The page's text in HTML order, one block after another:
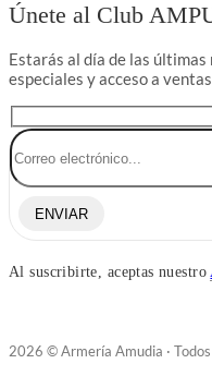
Únete al Club
Estarás al día de las
especiales y acceso a
ENVIAR
Al suscribirte, aceptas nuestro
2026 © Armería Amudia ·